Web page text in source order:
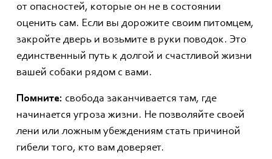
от опасностей, которые он не в состоянии
оценить сам. Если вы дорожите своим питомцем,
закройте дверь и возьмите в руки поводок. Это
единственный путь к долгой и счастливой жизни
вашей собаки рядом с вами.
Помните: свобода заканчивается там, где
начинается угроза жизни. Не позволяйте своей
лени или ложным убеждениям стать причиной
гибели того, кто вам доверяет.